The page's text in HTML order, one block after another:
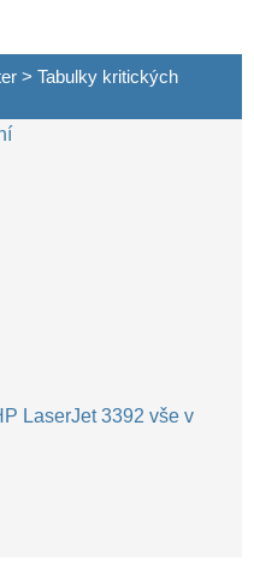
> Tabulky kritických
LaserJet 3392 vše v